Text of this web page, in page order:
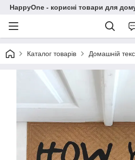
HappyOne - корисні товари для
Каталог товарів Домашній